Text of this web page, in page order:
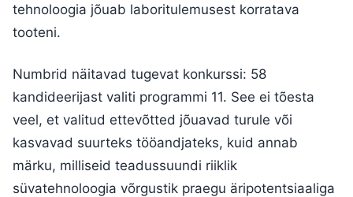
tehnoloogia jõuab laboritulemusest korratava
tooteni.
Numbrid näitavad tugevat konkurssi: 58
kandideerijast valiti programmi 11. See ei tõesta
veel, et valitud ettevõtted jõuavad turule või
kasvavad suurteks tööandjateks, kuid annab
märku, milliseid teadussuundi riiklik
süvatehnoloogia võrgustik praegu äripotentsiaaliga